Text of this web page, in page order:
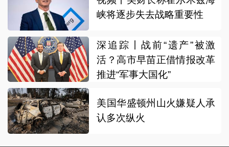
峡将逐步失去战略重要性
深追踪丨战前“遗产”被激
活？高市早苗正借情报改革
推进“军事大国化”
美国华盛顿州山火嫌疑人承
认多次纵火